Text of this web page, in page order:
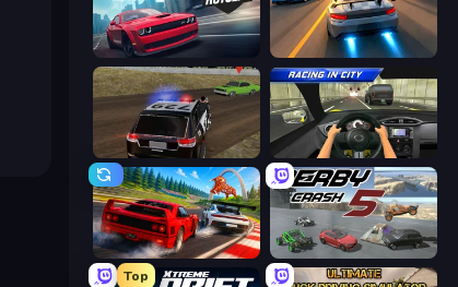
Hotgear Asphalt Rush
POLICE Chase Simulator Racing in City
Racing: Online! Derby Crash 5
Top